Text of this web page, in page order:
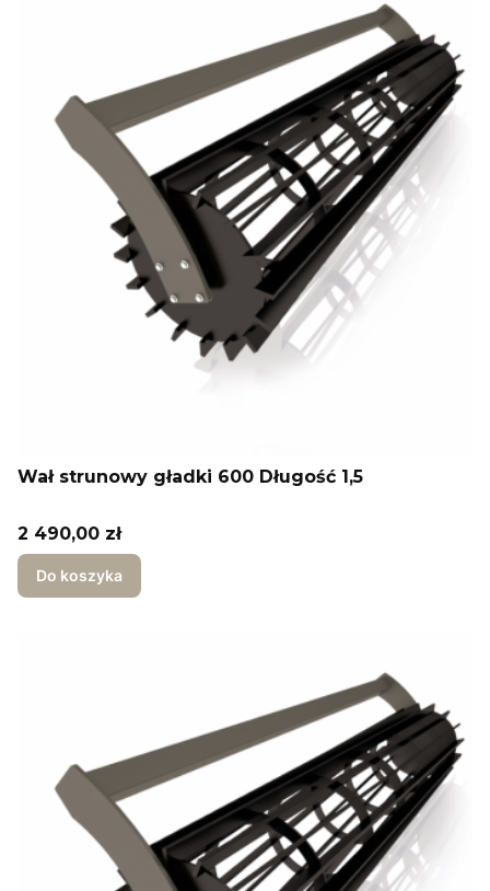
Wał strunowy gładki 600 Długość 1,5
Cena
2 490,00 zł
Do koszyka